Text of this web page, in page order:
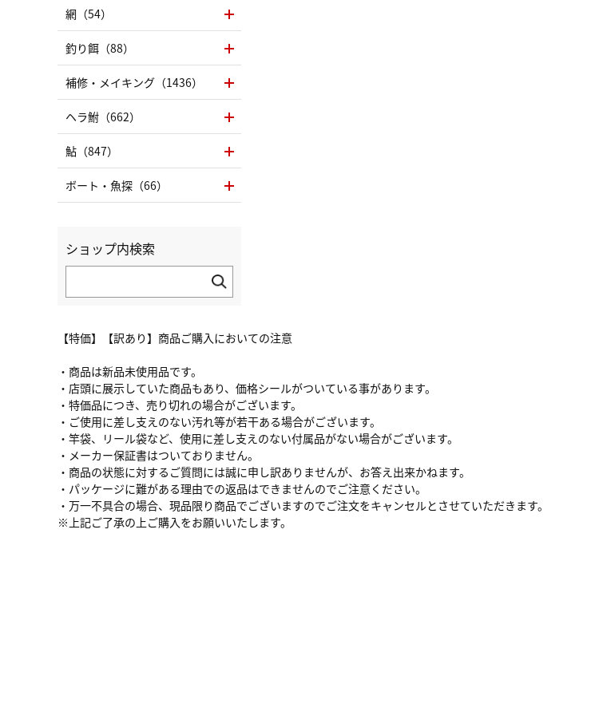
【特価】【訳あり】商品ご購入においての注意
・商品は新品未使用品です。
・店頭に展示していた商品もあり、価格シールがついている事があります。
・特価品につき、売り切れの場合がございます。
・ご使用に差し支えのない汚れ等が若干ある場合がございます。
・竿袋、リール袋など、使用に差し支えのない付属品がない場合がございます。
・メーカー保証書はついておりません。
・商品の状態に対するご質問には誠に申し訳ありませんが、お答え出来かねます。
・パッケージに難がある理由での返品はできませんのでご注意ください。
・万一不具合の場合、現品限り商品でございますのでご注文をキャンセルとさせていただきます。
※上記ご了承の上ご購入をお願いいたします。
網（54）
釣り餌（88）
補修・メイキング（1436）
ヘラ鮒（662）
鮎（847）
ボート・魚探（66）
ショップ内検索